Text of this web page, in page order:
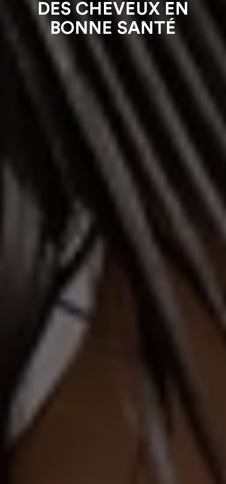
DES CHEVEUX EN
BONNE SANTÉ